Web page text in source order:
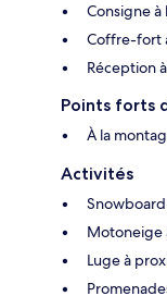
Consigne
Coffre-fort
Réception
Points forts
À la
Activités
Motoneige
Luge à